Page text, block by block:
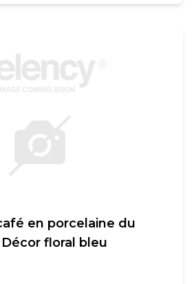
en porcelaine du
Décor floral bleu